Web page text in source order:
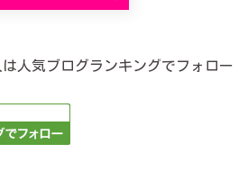
人気ブログランキングでフォロー